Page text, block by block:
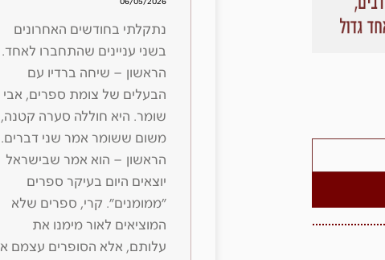
נתקלתי בחודשים האחרונים
בשני עניינים שהתחברו לאחד.
הראשון – שיחה ברדיו עם
הבעלים של צומת ספרים, אבי
שומר. היא חוללה סערה קטנה,
משום ששומר אמר שני דברים.
הראשון – הוא אמר שבישראל
יוצאים היום בעיקר ספרים
״ממומנים״. קרי, ספרים שלא
המוציאים לאור מימנו את
עלותם, אלא הסופרים עצמם